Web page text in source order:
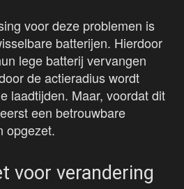
voor deze problemen is
batterijen. Hierdoor
lege batterij vervangen
de actieradius wordt
laadtijden. Maar, voordat dit
een betrouwbare
opgezet.
voor verandering